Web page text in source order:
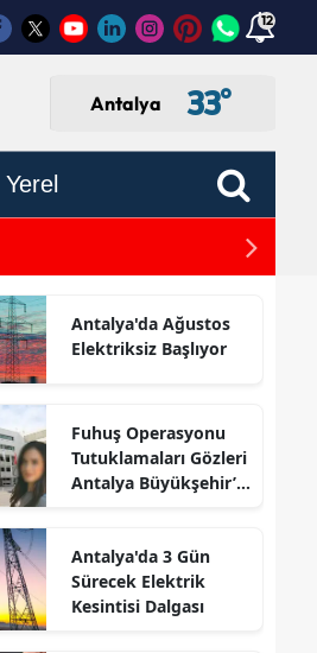
12
Antalya 33°
Yerel
Antalya'da Ağustos
Elektriksiz Başlıyor
Fuhuş Operasyonu
Tutuklamaları Gözleri
Antalya Büyükşehir’e
Antalya'da 3 Gün
Sürecek Elektrik
Kesintisi Dalgası